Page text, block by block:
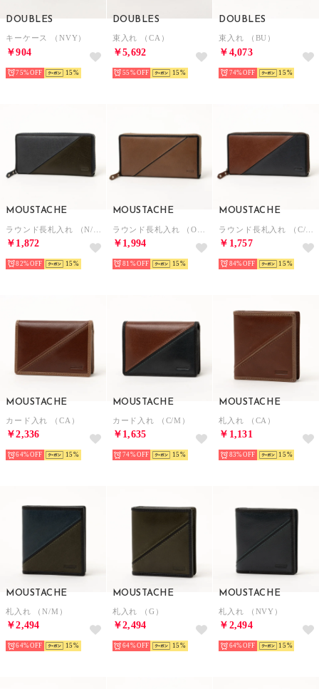
DOUBLES
キーケース （NVY）
￥904
75% 15
DOUBLES
束入れ （CA）
￥5,692
55% 15
DOUBLES
束入れ （BU）
￥4,073
74% 15
MOUSTACHE
￥1,872
82% 15
MOUSTACHE
￥1,994
81% 15
MOUSTACHE
￥1,757
84% 15
MOUSTACHE
カード入れ （CA）
￥2,336
64% 15
MOUSTACHE
カード入れ （C/M）
￥1,635
74% 15
MOUSTACHE
札入れ （CA）
￥1,131
83% 15
MOUSTACHE
札入れ （N/M）
￥2,494
64% 15
MOUSTACHE
札入れ （G）
￥2,494
64% 15
MOUSTACHE
札入れ （NVY）
￥2,494
64% 15